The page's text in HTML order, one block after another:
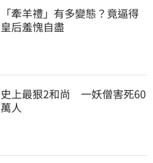
「牽羊禮」有多變態？竟逼得
皇后羞愧自盡
史上最狠2和尚　一妖僧害死60
萬人